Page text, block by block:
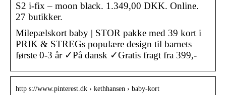
S2 i-fix – moon black. 1.349,00 DKK. Online.
27 butikker.
Milepælskort baby | STOR pakke med 39 kort i
PRIK & STREGs populære design til barnets
første 0-3 år ✓På dansk ✓Gratis fragt fra 399,-
http s://www.pinterest.dk › kethhansen › baby-kort